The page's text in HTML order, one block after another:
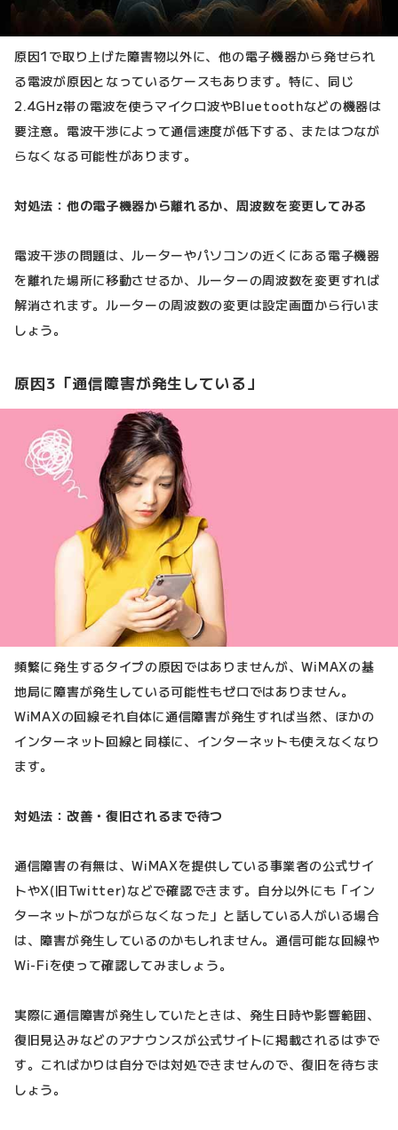
原因1で取り上げた障害物以外に、他の電子機器から発せられ
る電波が原因となっているケースもあります。特に、同じ
2.4GHz帯の電波を使うマイクロ波やBluetoothなどの機器は
要注意。電波干渉によって通信速度が低下する、またはつなが
らなくなる可能性があります。
対処法：他の電子機器から離れるか、周波数を変更してみる
電波干渉の問題は、ルーターやパソコンの近くにある電子機器
を離れた場所に移動させるか、ルーターの周波数を変更すれば
解消されます。ルーターの周波数の変更は設定画面から行いま
しょう。
原因3「通信障害が発生している」
頻繁に発生するタイプの原因ではありませんが、WiMAXの基
地局に障害が発生している可能性もゼロではありません。
WiMAXの回線それ自体に通信障害が発生すれば当然、ほかの
インターネット回線と同様に、インターネットも使えなくなり
ます。
対処法：改善・復旧されるまで待つ
通信障害の有無は、WiMAXを提供している事業者の公式サイ
トやX(旧Twitter)などで確認できます。自分以外にも「イン
ターネットがつながらなくなった」と話している人がいる場合
は、障害が発生しているのかもしれません。通信可能な回線や
Wi-Fiを使って確認してみましょう。
実際に通信障害が発生していたときは、発生日時や影響範囲、
復旧見込みなどのアナウンスが公式サイトに掲載されるはずで
す。こればかりは自分では対処できませんので、復旧を待ちま
しょう。